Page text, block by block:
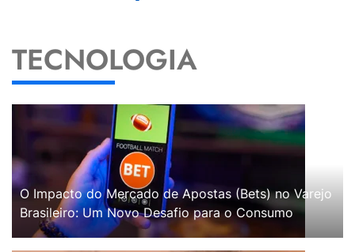
TECNOLOGIA
O Impacto do Mercado de Apostas (Bets) no Varejo
Brasileiro: Um Novo Desafio para o Consumo